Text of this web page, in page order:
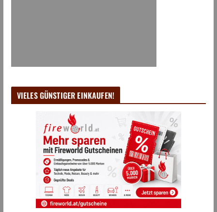
VIELES GÜNSTIGER EINKAUFEN!